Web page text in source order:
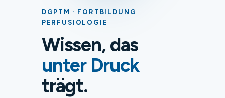
DGPTM · FORTBILDUNG
PERFUSIOLOGIE
Wissen, das
unter Druck
trägt.